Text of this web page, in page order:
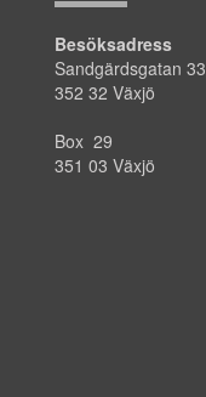
Besöksadress
Sandgärdsgatan 33
352 32 Växjö
Box 29
351 03 Växjö